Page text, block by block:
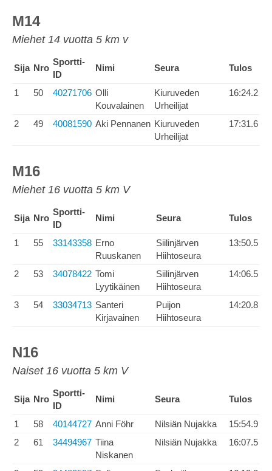
M14
Miehet 14 vuotta 5 km v
Sija Nro
Sportti-
ID
Nimi Seura Tulos
1 50 40271706 Olli
Kouvalainen
Kiuruveden
Urheilijat
16:24.2
2 49 40081590 Aki Pennanen Kiuruveden
Urheilijat
17:31.6
M16
Miehet 16 vuotta 5 km V
Sija Nro
Sportti-
ID
Nimi Seura Tulos
1 55 33143358 Erno
Ruuskanen
Siilinjärven
Hiihtoseura
13:50.5
2 53 34078422 Tomi
Lyytikäinen
Siilinjärven
Hiihtoseura
14:06.5
3 54 33034713 Santeri
Kirjavainen
Puijon
Hiihtoseura
14:20.8
N16
Naiset 16 vuotta 5 km V
Sija Nro
Sportti-
ID
Nimi Seura Tulos
1 58 40144727 Anni Föhr Nilsiän Nujakka
15:54.9
2
61 34494967 Tiina
Niskanen
Nilsiän Nujakka 16:07.5